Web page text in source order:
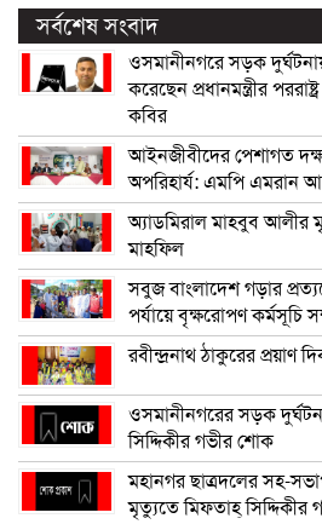
সর্বশেষ সংবাদ
ওসমানীনগরে সড়ক
করেছেন প্রধানমন্ত্রীর
কবির
আইনজীবীদের পেশাগত
অপরিহার্য: এমপি এমরান
অ্যাডমিরাল মাহবুব আলীর
মাহফিল
সবুজ বাংলাদেশ গড়ার
পর্যায়ে বৃক্ষরোপণ কর্মসূচি
রবীন্দ্রনাথ ঠাকুরের প্রয়াণ
ওসমানীনগরের সড়ক
সিদ্দিকীর গভীর শোক
মহানগর ছাত্রদলের সহ-
মৃত্যুতে মিফতাহ্ সিদ্দিকীর